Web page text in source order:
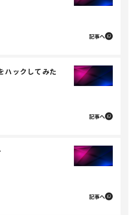
記事へ
ックしてみた
記事へ
記事へ